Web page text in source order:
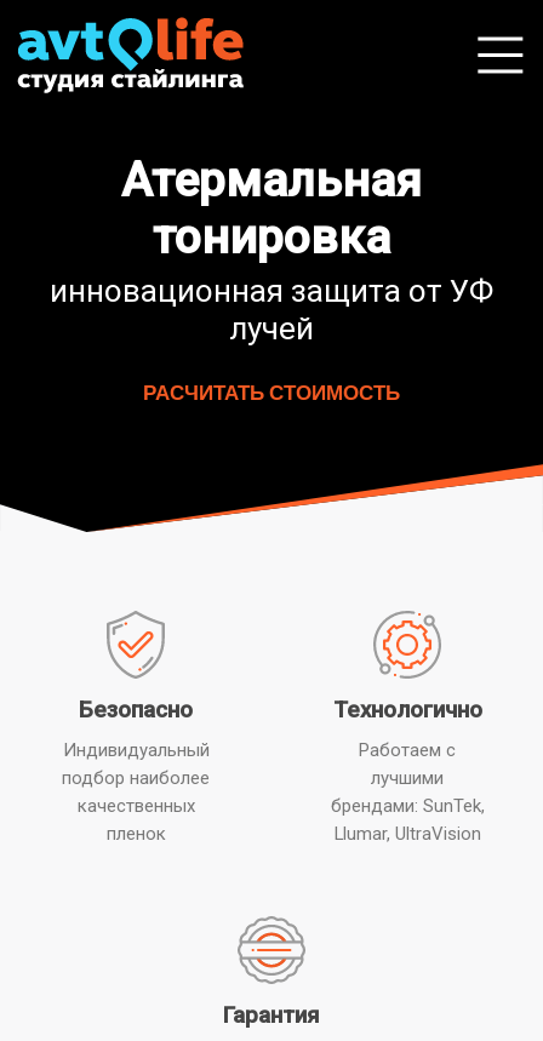
Атермальная
тонировка
инновационная защита от УФ
лучей
РАСЧИТАТЬ СТОИМОСТЬ
Безопасно
Индивидуальный
подбор наиболее
качественных
пленок
Технологично
Работаем с
лучшими
брендами: SunTek,
Llumar, UltraVision
Гарантия